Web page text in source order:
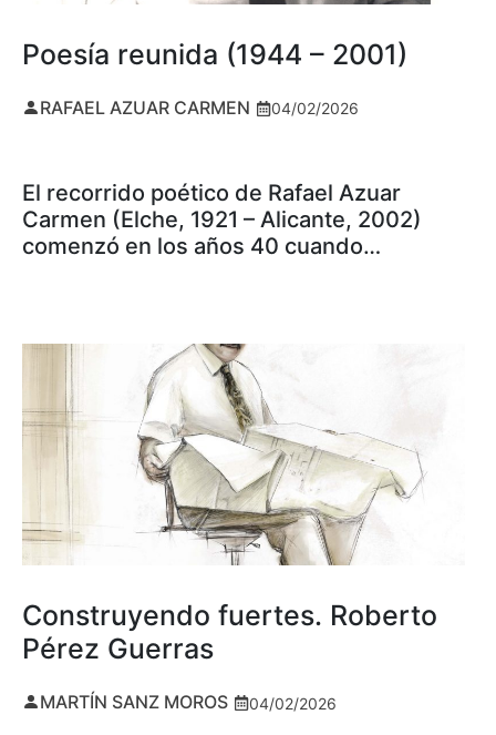
Poesía reunida (1944 – 2001)
RAFAEL AZUAR CARMEN 04/02/2026
El recorrido poético de Rafael Azuar
Carmen (Elche, 1921 – Alicante, 2002)
comenzó en los años 40 cuando…
Construyendo fuertes. Roberto
Pérez Guerras
MARTÍN SANZ MOROS 04/02/2026